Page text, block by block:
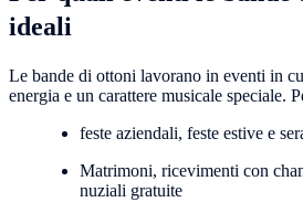
ideali
Le bande di ottoni lavorano in eventi in
energia e un carattere musicale speciale.
feste aziendali, feste estive e
Matrimoni, ricevimenti con
nuziali gratuite